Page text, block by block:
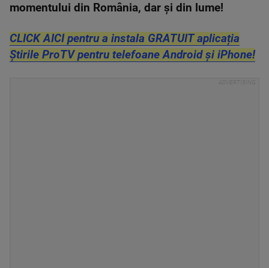
momentului din România, dar și din lume!
CLICK AICI pentru a instala GRATUIT aplicația
Știrile ProTV pentru telefoane Android și iPhone!